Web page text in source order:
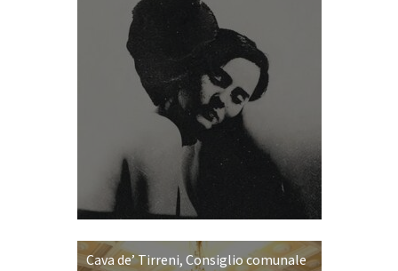
Cava de’ Tirreni, Consiglio comunale